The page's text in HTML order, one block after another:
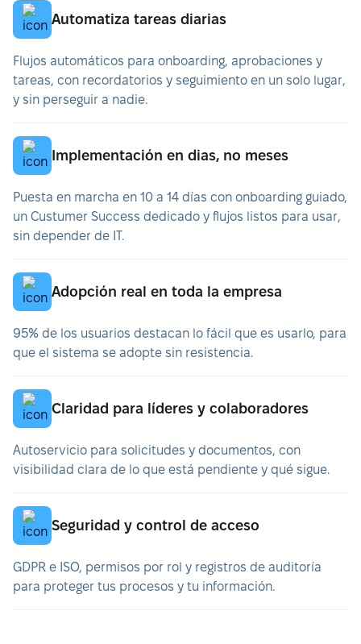
Automatiza tareas diarias
Flujos automáticos para onboarding, aprobaciones y
tareas, con recordatorios y seguimiento en un solo lugar,
y sin perseguir a nadie.
Implementación en dias, no meses
Puesta en marcha en 10 a 14 días con onboarding guiado,
un Custumer Success dedicado y flujos listos para usar,
sin depender de IT.
Adopción real en toda la empresa
95% de los usuarios destacan lo fácil que es usarlo, para
que el sistema se adopte sin resistencia.
Claridad para líderes y colaboradores
Autoservicio para solicitudes y documentos, con
visibilidad clara de lo que está pendiente y qué sigue.
Seguridad y control de acceso
GDPR e ISO, permisos por rol y registros de auditoría
para proteger tus procesos y tu información.